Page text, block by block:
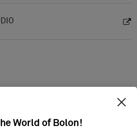
World of Bolon!